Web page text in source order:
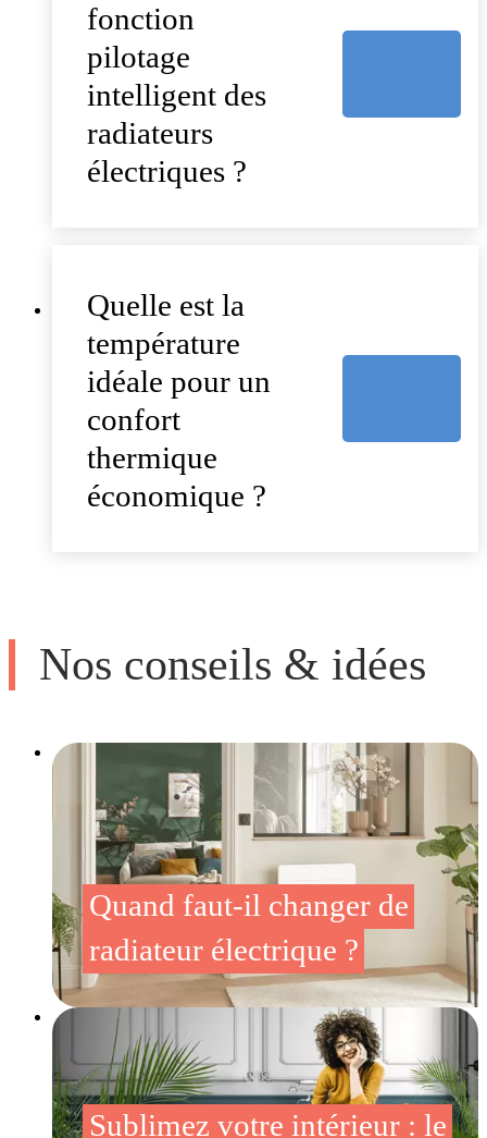
fonction
pilotage
intelligent des
radiateurs
électriques ?
Quelle est la
température
idéale pour un
confort
thermique
économique ?
Nos conseils & idées
Quand faut-il changer de
radiateur électrique ?
Sublimez votre intérieur : le